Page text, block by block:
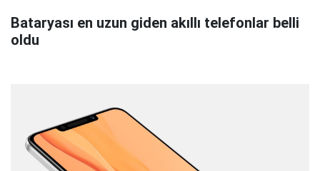
Bataryası en uzun giden akıllı telefonlar belli
oldu